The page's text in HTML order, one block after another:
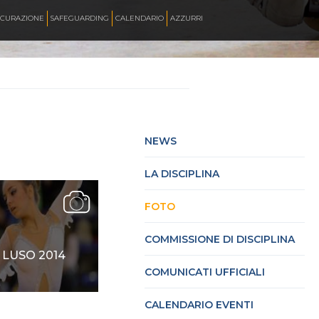
SAFEGUARDING CALENDARIO AZZURRI
LUSO 2014
NEWS
LA DISCIPLINA
FOTO
COMMISSIONE DI DISCIPLINA
COMUNICATI UFFICIALI
CALENDARIO EVENTI
HOCKEY PISTA
INLINE ALPINE